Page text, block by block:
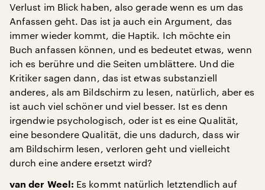
Verlust im Blick haben, also gerade wenn es um das
Anfassen geht. Das ist ja auch ein Argument, das
immer wieder kommt, die Haptik. Ich möchte ein
Buch anfassen können, und es bedeutet etwas, wenn
ich es berühre und die Seiten umblättere. Und die
Kritiker sagen dann, das ist etwas substanziell
anderes, als am Bildschirm zu lesen, natürlich, aber es
ist auch viel schöner und viel besser. Ist es denn
irgendwie psychologisch, oder ist es eine Qualität,
eine besondere Qualität, die uns dadurch, dass wir
am Bildschirm lesen, verloren geht und vielleicht
durch eine andere ersetzt wird?
van der Weel: Es kommt natürlich letztendlich auf